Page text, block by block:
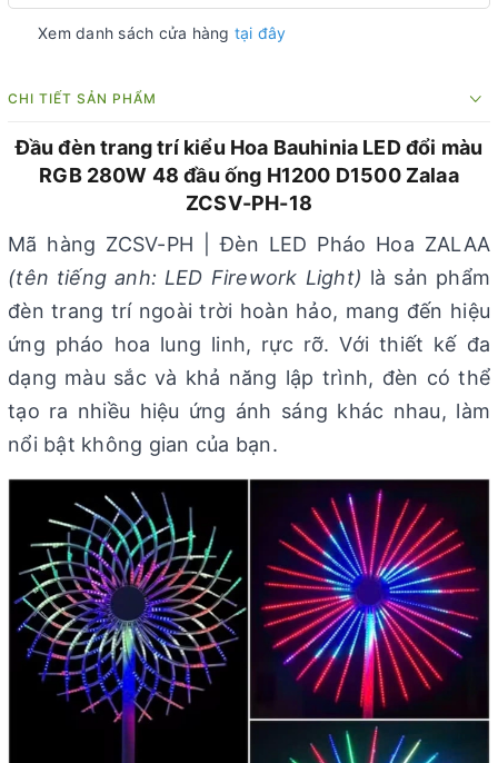
Xem danh sách cửa hàng tại đây
CHI TIẾT SẢN PHẨM
Đầu đèn trang trí kiểu Hoa Bauhinia LED đổi màu
RGB 280W 48 đầu ống H1200 D1500 Zalaa
ZCSV-PH-18
Mã hàng ZCSV-PH | Đèn LED Pháo Hoa ZALAA
(tên tiếng anh: LED Firework Light) là sản phẩm
đèn trang trí ngoài trời hoàn hảo, mang đến hiệu
ứng pháo hoa lung linh, rực rỡ. Với thiết kế đa
dạng màu sắc và khả năng lập trình, đèn có thể
tạo ra nhiều hiệu ứng ánh sáng khác nhau, làm
nổi bật không gian của bạn.